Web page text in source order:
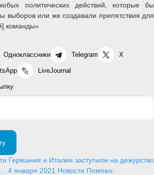
политических действий, которые бы
выборов или же создавали препятствия для
команды».
Одноклассники Telegram X
LiveJournal
Германия и Италия заступили на дежурство
4 января 2021 Новости Помпео: